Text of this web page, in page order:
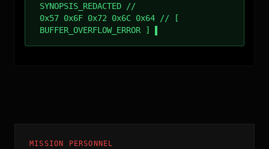
SYNOPSIS_REDACTED //
0x57 0x6F 0x72 0x6C 0x64 // [
BUFFER_OVERFLOW_ERROR ]
MISSION PERSONNEL